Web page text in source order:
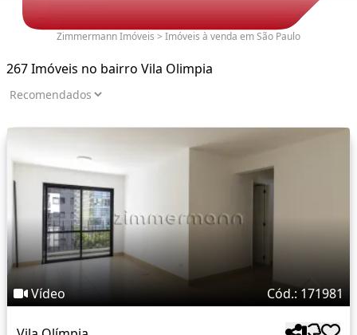
Zimmermann Imóveis > Imóveis à venda em São Paulo
267 Imóveis no bairro Vila Olimpia
Vídeo Cód.: 171981